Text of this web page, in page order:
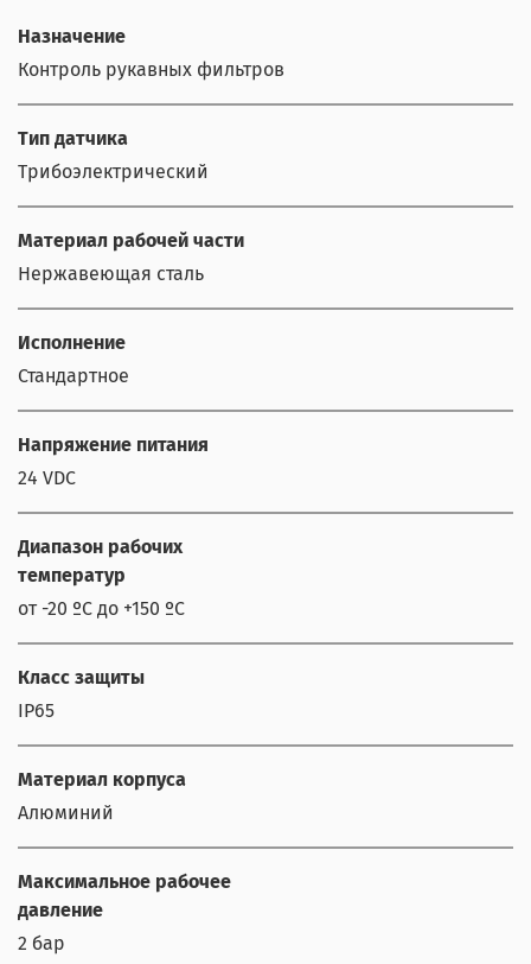
Назначение
Контроль рукавных фильтров
Тип датчика
Трибоэлектрический
Материал рабочей части
Нержавеющая сталь
Исполнение
Стандартное
Напряжение питания
24 VDC
Диапазон рабочих
температур
от -20 ºС до +150 ºС
Класс защиты
IP65
Материал корпуса
Алюминий
Максимальное рабочее
давление
2 бар